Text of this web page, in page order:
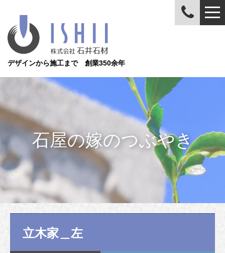
デザインから施工まで 創業350余年
石屋の嫁のつぶやき
立木家＿左